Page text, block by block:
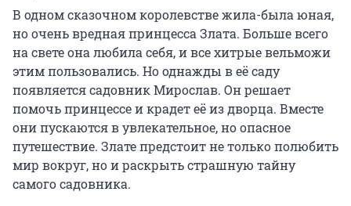
В одном сказочном королевстве жила-была юная,
но очень вредная принцесса Злата. Больше всего
на свете она любила себя, и все хитрые вельможи
этим пользовались. Но однажды в её саду
появляется садовник Мирослав. Он решает
помочь принцессе и крадет её из дворца. Вместе
они пускаются в увлекательное, но опасное
путешествие. Злате предстоит не только полюбить
мир вокруг, но и раскрыть страшную тайну
самого садовника.